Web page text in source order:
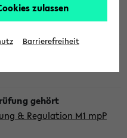
& Regulation M1 mpP
zulassen
Barrierefreiheit